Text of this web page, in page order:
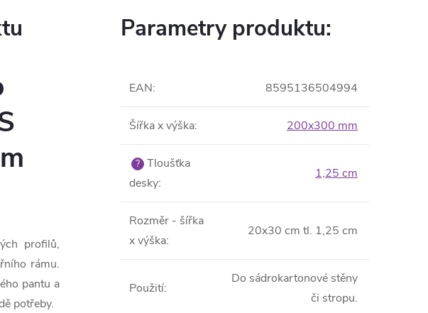
profilů,
rámu.
pantu a
potřeby.
Parametry produktu:
EAN: 8595136504994
Šířka x výška: 200x300 mm
? Tloušťka
desky:
1,25 cm
Rozměr - šířka
x výška:
20x30 cm tl. 1,25 cm
Použití:
Do sádrokartonové stěny
či stropu.